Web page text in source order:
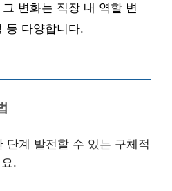
변화는 직장 내 역할 변
등 다양합니다.
단계 발전할 수 있는 구체적
.